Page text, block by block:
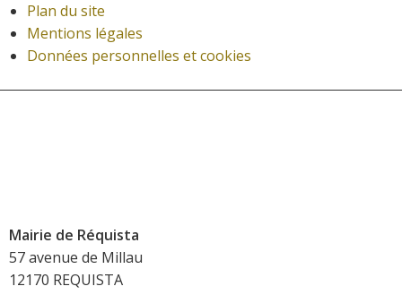
Plan du site
Mentions légales
Données personnelles et cookies
Mairie de Réquista
57 avenue de Millau
12170 REQUISTA